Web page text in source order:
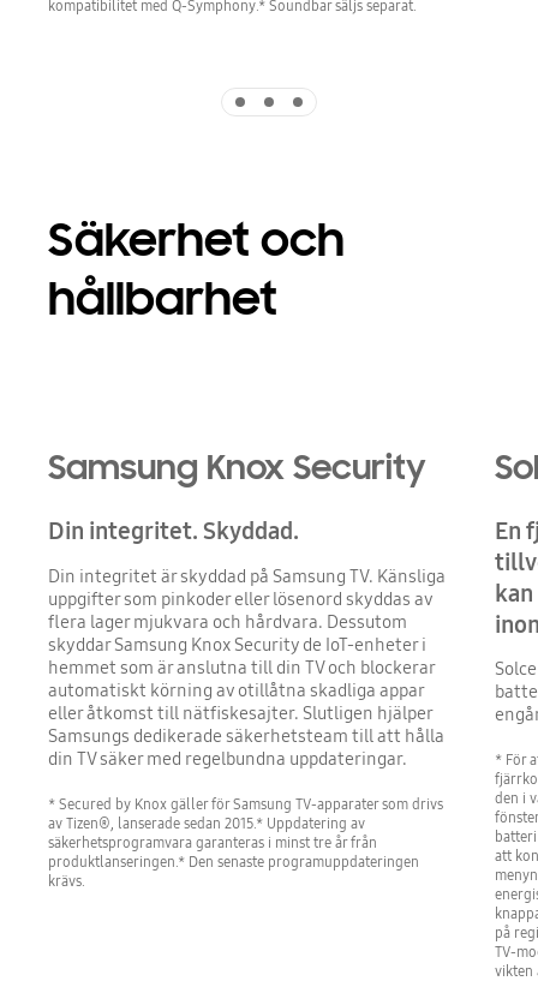
kompatibilitet med Q-Symphony.* Soundbar säljs separat.
Säkerhet och
hållbarhet
Samsung Knox Security
Din integritet. Skyddad.
Din integritet är skyddad på Samsung TV. Känsliga
uppgifter som pinkoder eller lösenord skyddas av
flera lager mjukvara och hårdvara. Dessutom
skyddar Samsung Knox Security de IoT-enheter i
hemmet som är anslutna till din TV och blockerar
automatiskt körning av otillåtna skadliga appar
eller åtkomst till nätfiskesajter. Slutligen hjälper
Samsungs dedikerade säkerhetsteam till att hålla
din TV säker med regelbundna uppdateringar.
* Secured by Knox gäller för Samsung TV-apparater som drivs
av Tizen®, lanserade sedan 2015.* Uppdatering av
säkerhetsprogramvara garanteras i minst tre år från
produktlanseringen.* Den senaste programuppdateringen
krävs.
En
* För
den i
att
på
TV-
vikten